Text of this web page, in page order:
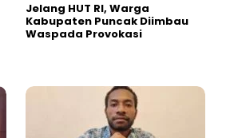
Jelang HUT RI, Warga
Kabupaten Puncak Diimbau
Waspada Provokasi